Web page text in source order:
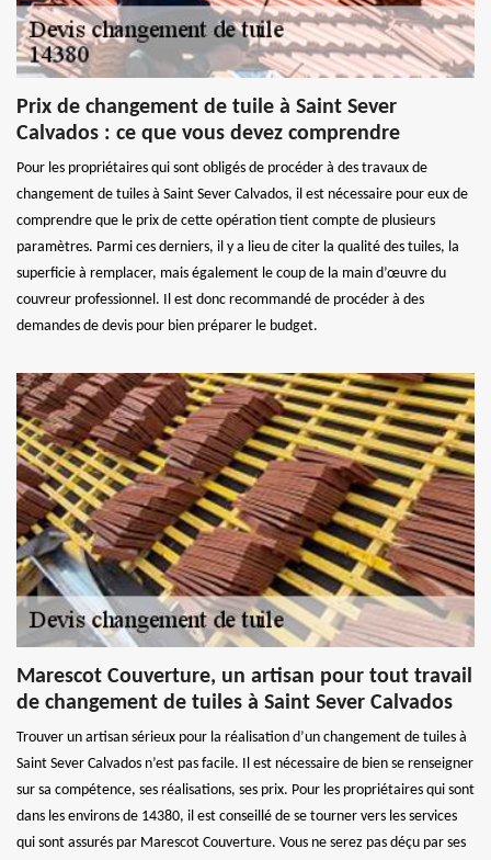
Prix de changement de tuile à Saint Sever
Calvados : ce que vous devez comprendre
Pour les propriétaires qui sont obligés de procéder à des travaux de
changement de tuiles à Saint Sever Calvados, il est nécessaire pour eux de
comprendre que le prix de cette opération tient compte de plusieurs
paramètres. Parmi ces derniers, il y a lieu de citer la qualité des tuiles, la
superficie à remplacer, mais également le coup de la main d’œuvre du
couvreur professionnel. Il est donc recommandé de procéder à des
demandes de devis pour bien préparer le budget.
Marescot Couverture, un artisan pour tout travail
de changement de tuiles à Saint Sever Calvados
Trouver un artisan sérieux pour la réalisation d’un changement de tuiles à
Saint Sever Calvados n’est pas facile. Il est nécessaire de bien se renseigner
sur sa compétence, ses réalisations, ses prix. Pour les propriétaires qui sont
dans les environs de 14380, il est conseillé de se tourner vers les services
qui sont assurés par Marescot Couverture. Vous ne serez pas déçu par ses